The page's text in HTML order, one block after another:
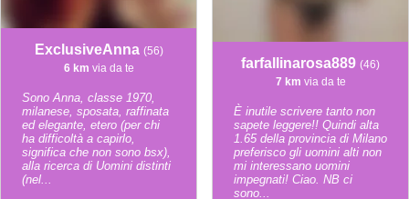
ExclusiveAnna (56)
6 km via da te
Sono Anna, classe 1970,
milanese, sposata, raffinata
ed elegante, etero (per chi
ha difficoltà a capirlo,
significa che non sono bsx),
alla ricerca di Uomini distinti
(nel...
farfallinarosa889 (46)
7 km via da te
È inutile scrivere tanto non
sapete leggere!! Quindi alta
1.65 della provincia di Milano
preferisco gli uomini alti non
mi interessano uomini
impegnati! Ciao. NB ci
sono...